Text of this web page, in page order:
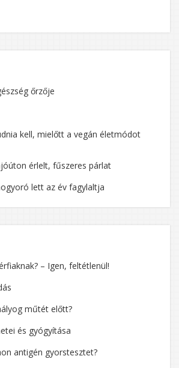
őrzője
kell, mielőtt a vegán életmódot
érlelt, fűszeres párlat
lett az év fagylaltja
– Igen, feltétlenül!
műtét előtt?
és gyógyítása
antigén gyorstesztet?